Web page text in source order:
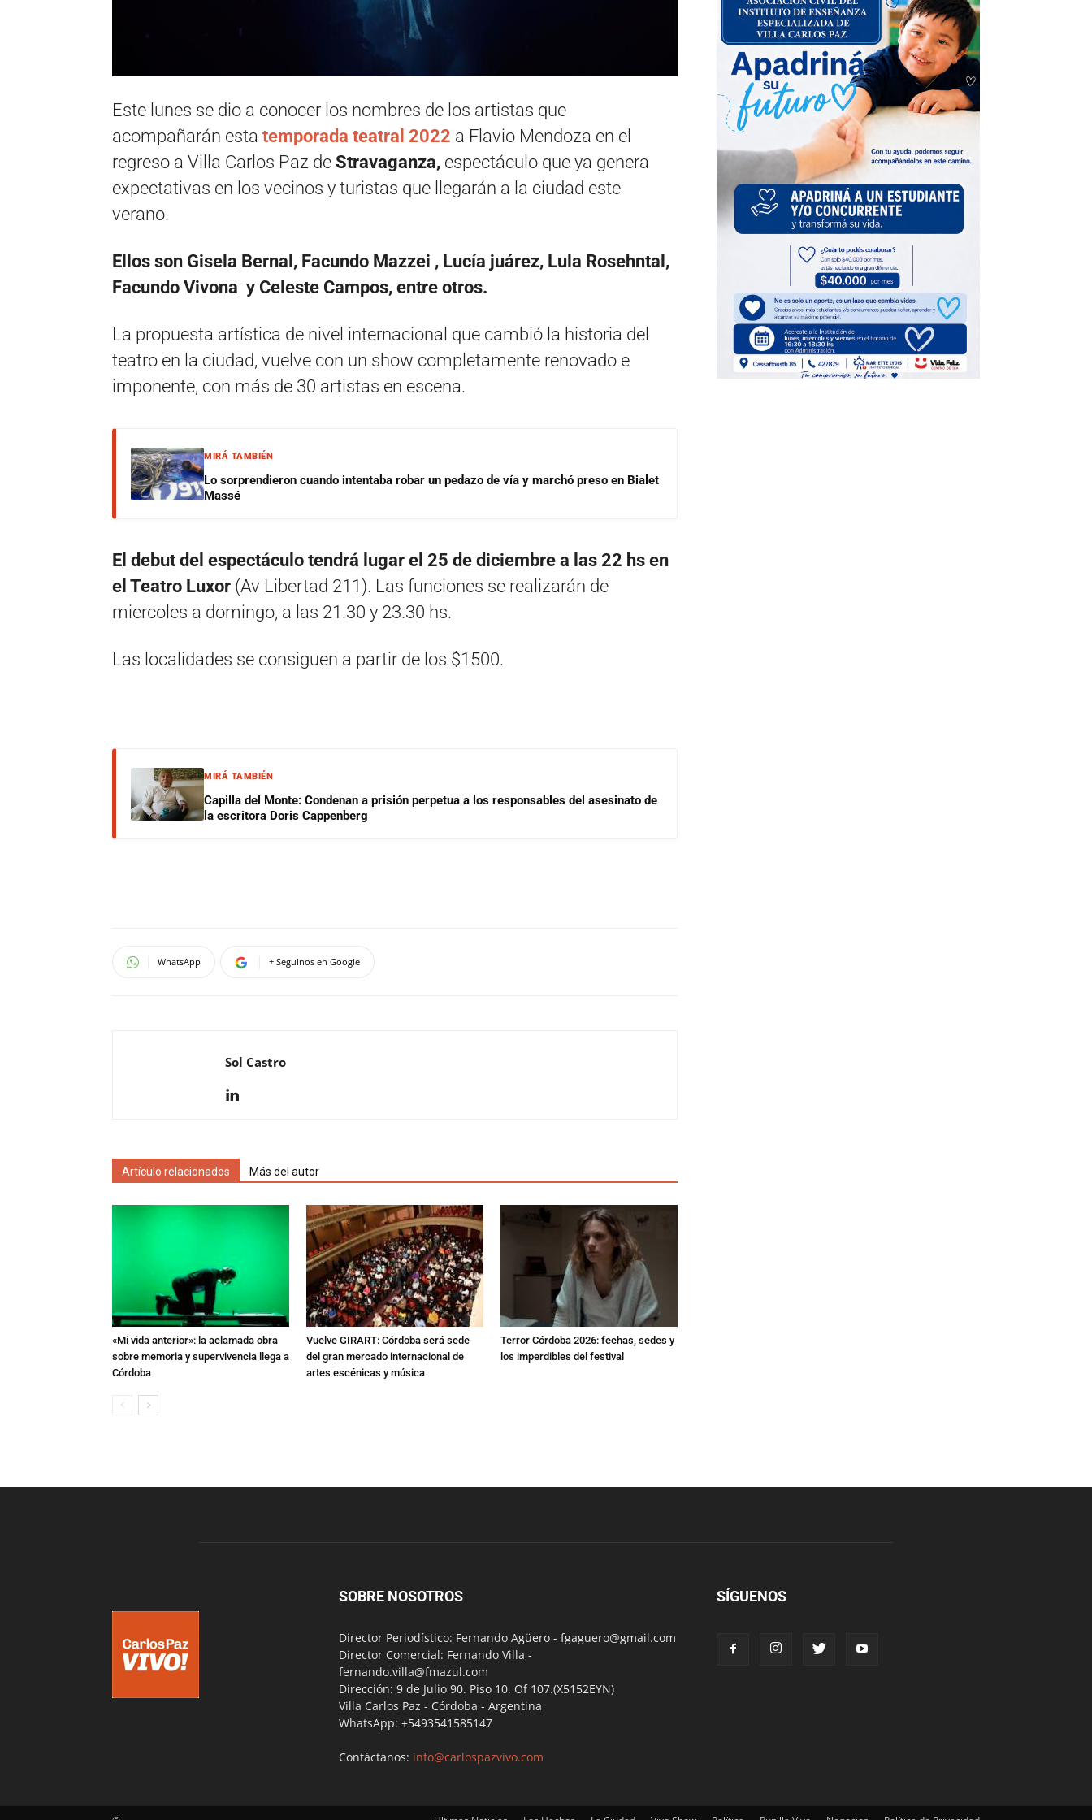
Este lunes se dio a conocer los nombres de los artistas que
acompañarán esta temporada teatral 2022 a Flavio Mendoza en el
regreso a Villa Carlos Paz de Stravaganza, espectáculo que ya genera
expectativas en los vecinos y turistas que llegarán a la ciudad este
verano.
Ellos son Gisela Bernal, Facundo Mazzei , Lucía juárez, Lula Rosehntal,
Facundo Vivona y Celeste Campos, entre otros.
La propuesta artística de nivel internacional que cambió la historia del
teatro en la ciudad, vuelve con un show completamente renovado e
imponente, con más de 30 artistas en escena.
MIRÁ TAMBIÉN
Lo sorprendieron cuando intentaba robar un pedazo de vía y marchó preso en Bialet
Massé
El debut del espectáculo tendrá lugar el 25 de diciembre a las 22 hs en
el Teatro Luxor (Av Libertad 211). Las funciones se realizarán de
miercoles a domingo, a las 21.30 y 23.30 hs.
Las localidades se consiguen a partir de los $1500.
MIRÁ TAMBIÉN
Capilla del Monte: Condenan a prisión perpetua a los responsables del asesinato de
la escritora Doris Cappenberg
WhatsApp + Seguinos en Google
Sol Castro
Artículo relacionados Más del autor
«Mi vida anterior»: la aclamada obra
sobre memoria y supervivencia llega a
Córdoba
Vuelve GIRART: Córdoba será sede
del gran mercado internacional de
artes escénicas y música
Terror Córdoba 2026: fechas, sedes y
los imperdibles del festival
SOBRE NOSOTROS
Director Periodístico: Fernando Agüero - fgaguero@gmail.com
Director Comercial: Fernando Villa -
fernando.villa@fmazul.com
Dirección: 9 de Julio 90. Piso 10. Of 107.(X5152EYN)
Villa Carlos Paz - Córdoba - Argentina
WhatsApp: +5493541585147
Contáctanos: info@carlospazvivo.com
SÍGUENOS